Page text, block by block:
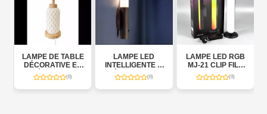
LAMPE DE TABLE
DÉCORATIVE EN
CÉRAMIQUE
(0)
LAMPE LED
INTELLIGENTE À
DÉTECTION DE
MOUVEMENT
(0)
LAMPE LED RGB
MJ-21 CLIP FILL
LIGHT (0)